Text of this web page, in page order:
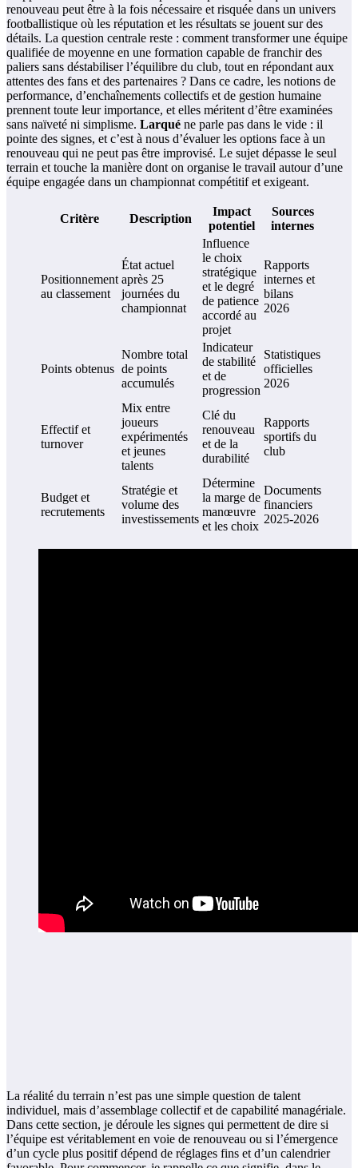
renouveau peut être à la fois nécessaire et risquée dans un univers
footballistique où les réputation et les résultats se jouent sur des
détails. La question centrale reste : comment transformer une équipe
qualifiée de moyenne en une formation capable de franchir des
paliers sans déstabiliser l’équilibre du club, tout en répondant aux
attentes des fans et des partenaires ? Dans ce cadre, les notions de
performance, d’enchaînements collectifs et de gestion humaine
prennent toute leur importance, et elles méritent d’être examinées
sans naïveté ni simplisme. Larqué ne parle pas dans le vide : il
pointe des signes, et c’est à nous d’évaluer les options face à un
renouveau qui ne peut pas être improvisé. Le sujet dépasse le seul
terrain et touche la manière dont on organise le travail autour d’une
équipe engagée dans un championnat compétitif et exigeant.
Critère Description
Impact
potentiel
Sources
internes
Positionnement
au classement
État actuel
après 25
journées du
championnat
Influence
le choix
stratégique
et le degré
de patience
accordé au
projet
Rapports
internes et
bilans
2026
Points obtenus
Nombre total
de points
accumulés
Indicateur
de stabilité
et de
progression
Statistiques
officielles
2026
Effectif et
turnover
Mix entre
joueurs
expérimentés
et jeunes
talents
Clé du
renouveau
et de la
durabilité
Rapports
sportifs du
club
Budget et
recrutements
Stratégie et
volume des
investissements
Détermine
la marge de
manœuvre
et les choix
Documents
financiers
2025-2026
La réalité du terrain n’est pas une simple question de talent
individuel, mais d’assemblage collectif et de capabilité managériale.
Dans cette section, je déroule les signes qui permettent de dire si
l’équipe est véritablement en voie de renouveau ou si l’émergence
d’un cycle plus positif dépend de réglages fins et d’un calendrier